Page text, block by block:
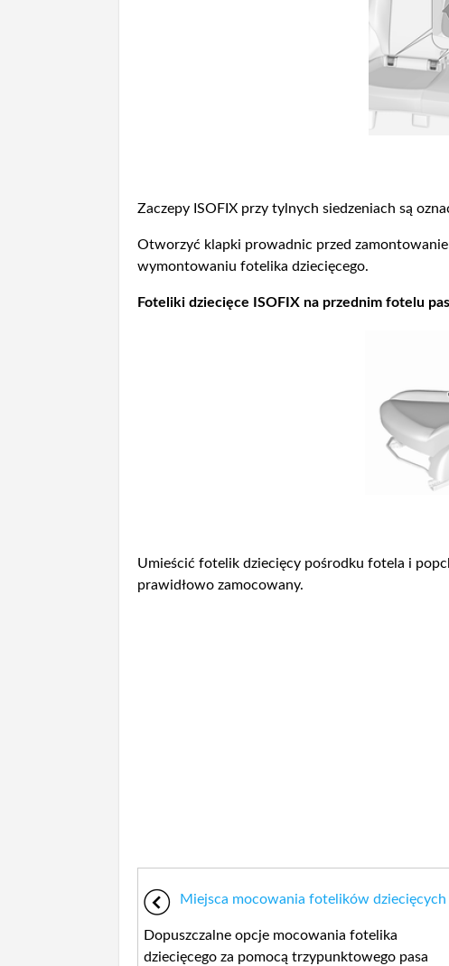
Zaczepy ISOFIX przy tylnych siedzeniach są
Otworzyć klapki prowadnic przed
wymontowaniu fotelika dziecięcego.
Foteliki dziecięce ISOFIX na przednim fotelu
Umieścić fotelik dziecięcy pośrodku fotela i
prawidłowo zamocowany.
Miejsca mocowania fotelików dziecięcych
Dopuszczalne opcje mocowania fotelika
dziecięcego za pomocą trzypunktowego pasa